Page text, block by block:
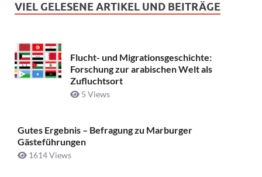
VIEL GELESENE ARTIKEL UND BEITRÄGE
Flucht- und Migrationsgeschichte:
Forschung zur arabischen Welt als
Zufluchtsort
5 Views
Gutes Ergebnis – Befragung zu Marburger
Gästeführungen
1614 Views